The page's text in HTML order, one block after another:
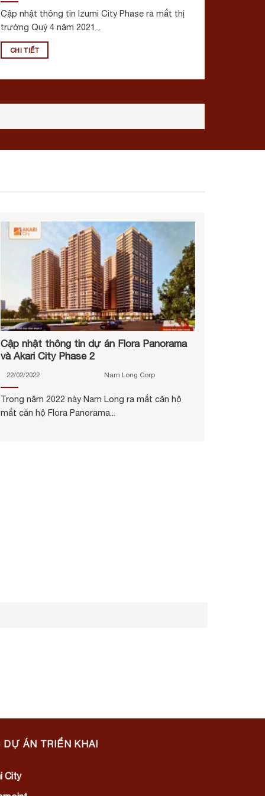
Cập nhật thông tin Izumi City Phase ra mắt thị
trường Quý 4 năm 2021...
CHI TIẾT
Cập nhật thông tin dự án Flora Panorama
và Akari City Phase 2
22/02/2022 Nam Long Corp
Trong năm 2022 này Nam Long ra mắt căn hộ
mắt căn hộ Flora Panorama...
DỰ ÁN TRIỂN KHAI
City